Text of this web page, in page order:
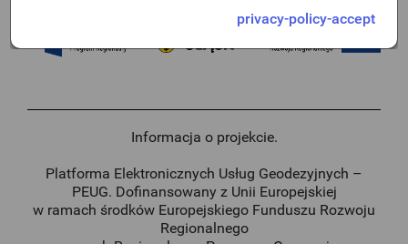
privacy-policy-accept
Informacja o projekcie.
Platforma Elektronicznych Usług Geodezyjnych –
PEUG. Dofinansowany z Unii Europejskiej
w ramach środków Europejskiego Funduszu Rozwoju
Regionalnego